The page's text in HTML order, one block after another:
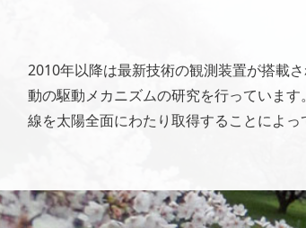
2010年以降は最新技術の観測装置が搭載
動の駆動メカニズムの研究を行っていま
線を太陽全面にわたり取得することによ